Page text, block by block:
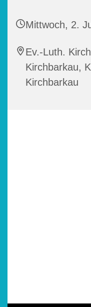
Mittwoch, 2.
Ev.-Luth.
Kirchbarkau,
Kirchbarkau